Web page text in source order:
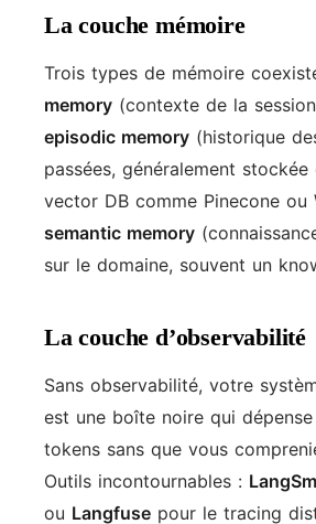
La couche mémoire
Trois types de mémoire
memory (contexte de la
episodic memory (historique
passées, généralement stockée
vector DB comme Pinecone ou
semantic memory
sur le domaine, souvent un
La couche d’observabilité
Sans observabilité, votre
est une boîte noire qui
tokens sans que vous
Outils incontournables :
ou Langfuse pour le tracing